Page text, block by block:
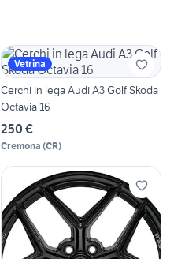
Vetrina
Cerchi in lega Audi A3 Golf Skoda
Octavia 16
250 €
Cremona (CR)